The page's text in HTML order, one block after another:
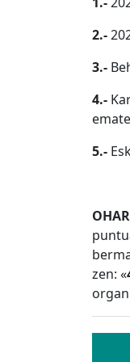
2.-
3.-
4.-
5.-
zen: «